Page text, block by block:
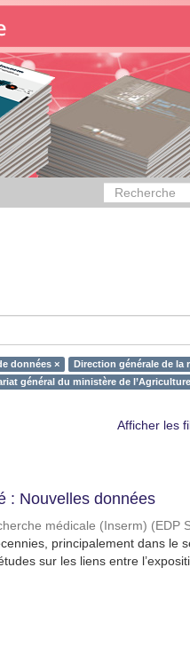
données ×
Direction générale de la
général du ministère de
Afficher les
: Nouvelles données
médicale (Inserm) (EDP
principalement dans le
sur les liens entre